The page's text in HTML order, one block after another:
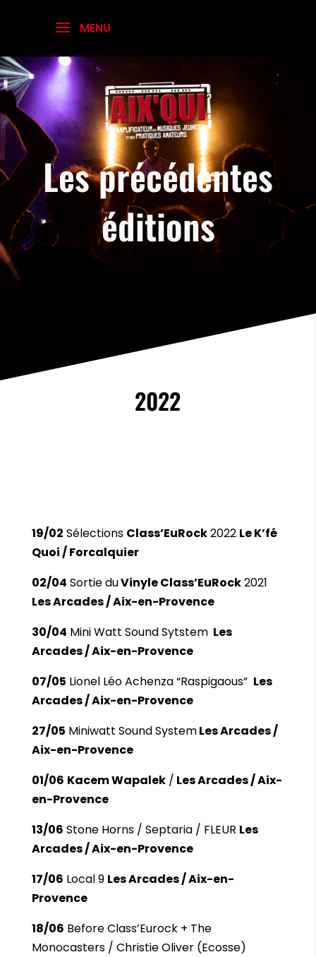
Les précédentes
éditions
2022
19/02 Sélections Class’EuRock2022 Le K’fé
Quoi / Forcalquier
02/04 Sortie duVinyle Class’EuRock2021
Les Arcades / Aix-en-Provence
30/04 Mini Watt Sound Sytstem Les
Arcades / Aix-en-Provence
07/05 Lionel Léo Achenza “Raspigaous” Les
Arcades / Aix-en-Provence
27/05 Miniwatt Sound SystemLes Arcades /
Aix-en-Provence
01/06 Kacem Wapalek/ Les Arcades / Aix-
en-Provence
13/06 Stone Horns / Septaria / FLEUR Les
Arcades / Aix-en-Provence
17/06 Local 9 Les Arcades / Aix-en-
Provence
18/06 Before Class’Eurock + The
Monocasters / Christie Oliver (Ecosse)